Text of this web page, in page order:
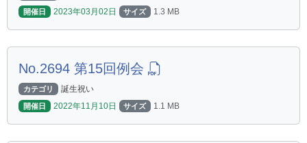
開催日 2023年03月02日 サイズ 1.3 MB
No.2694 第15回例会
カテゴリ 誕生祝い
開催日 2022年11月10日 サイズ 1.1 MB